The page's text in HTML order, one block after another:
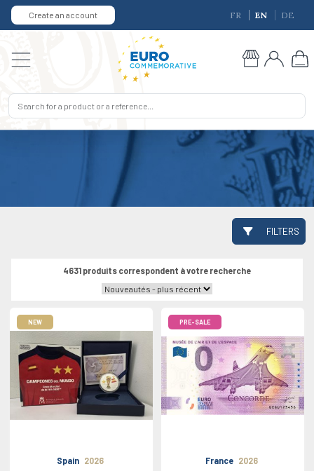
Create an account FR EN DE
FILTERS
4631 produits correspondent à votre recherche
NEW
Spain 2026
PRE-SALE
France 2026